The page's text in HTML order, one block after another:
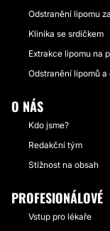
Odstranění lipomu
Klinika se srdíčkem
Extrakce lipomu na
Odstranění lipomů
O NÁS
Kdo jsme?
Redakční tým
Stížnost na obsah
PROFESIONÁLOVÉ
Vstup pro lékaře